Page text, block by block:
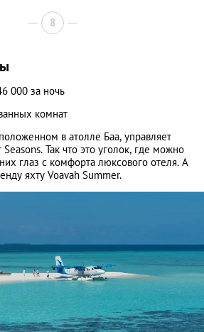
8
000 за ночь
комнат
в атолле Баа, управляет
Seasons. Так что это уголок, где можно
глаз с комфорта люксового отеля. А
яхту Voavah Summer.